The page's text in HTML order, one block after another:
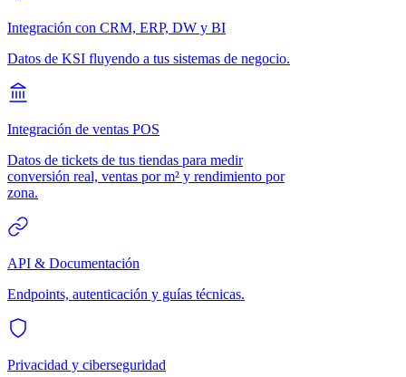
Integración con CRM, ERP, DW y BI
Datos de KSI fluyendo a tus sistemas de negocio.
Integración de ventas POS
Datos de tickets de tus tiendas para medir
conversión real, ventas por m² y rendimiento por
zona.
API & Documentación
Endpoints, autenticación y guías técnicas.
Privacidad y ciberseguridad